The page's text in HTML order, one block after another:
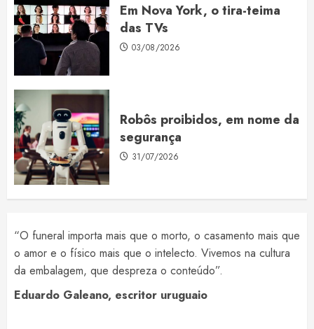
Em Nova York, o tira-teima
das TVs
03/08/2026
Robôs proibidos, em nome da
segurança
31/07/2026
“O funeral importa mais que o morto, o casamento mais que
o amor e o físico mais que o intelecto. Vivemos na cultura
da embalagem, que despreza o conteúdo”.
Eduardo Galeano, escritor uruguaio